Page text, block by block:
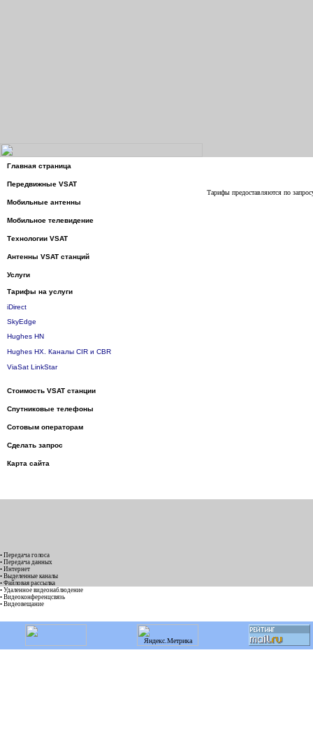
Главная страница
Передвижные VSAT
Мобильные антенны
Мобильное телевидение
Технологии VSAT
Антенны VSAT станций
Услуги
Тарифы на услуги
iDirect
SkyEdge
Hughes HN
Hughes HX. Каналы CIR и CBR
ViaSat LinkStar
Стоимость VSAT станции
Спутниковые телефоны
Сотовым операторам
Сделать запрос
Карта сайта
Тарифы предоставляются по
• Передача голоса
• Передача данных
• Интернет
• Выделенные каналы
• Файловая рассылка
• Удаленное видеонаблюдение
• Видеоконференцсвязь
• Видеовещание